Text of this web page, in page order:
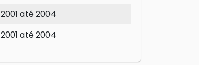
2001 até 2004
2001 até 2004